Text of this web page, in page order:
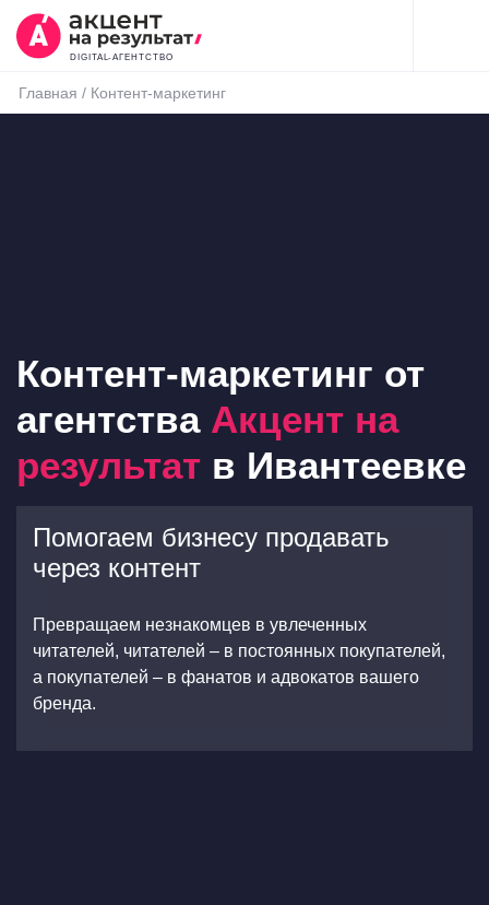
DIGITAL-АГЕНТСТВО
Главная / Контент-маркетинг
Контент-маркетинг от
агентства Акцент на
результат в Ивантеевке
Помогаем бизнесу продавать
через контент
Превращаем незнакомцев в увлеченных
читателей, читателей – в постоянных покупателей,
а покупателей – в фанатов и адвокатов вашего
бренда.